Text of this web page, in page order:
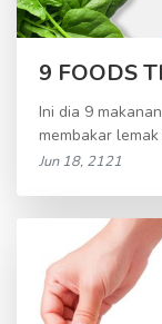
9 FOODS
Ini dia 9
membakar lemak